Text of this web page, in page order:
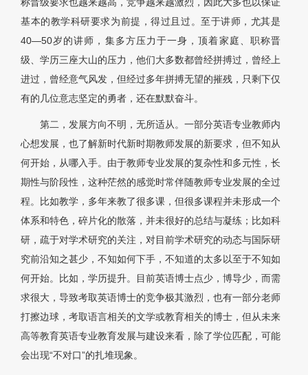
称晋级要求也越来越高，竞争越来越激烈，因此大多也以保证
基本的教学科研要求为前提，得过且过。至于讲师，尤其是
40—50岁的讲师，集多方压力于一身，顶着家庭、职称晋
级、学历三座大山的压力，他们大多数都曾经拼搏过，曾经上
进过，曾经意气风发，但经过多年拼搏无望的摧残，只剩下仅
有的几位意志坚定的勇者，还在默默奋斗。
第二，发展方向不明，无所适从。一部分英语专业教师内
心想发展，也了解新时代新时期教师发展的新要求，但不知从
何开始，从哪入手。由于教师专业发展的复杂性和多元性，长
期性与阶段性，这种茫然的感觉时常伴随教师专业发展的全过
程。比如教学，多年来教了很多课，但很多课程并未形成一个
体系和特色，碎片化的散落，并未很好的总结与凝练；比如科
研，疏于对学术研究的关注，对目前学术研究的动态与国际研
究前沿知之甚少，不知如何下手，不知道的太多以至于不知如
何开始。比如，学历提升。目前英语博士点少，博导少，而需
求很大，导致考取英语博士的竞争极其激烈，也有一部分老师
打擦边球，考取语言相关的文学或教育相关的博士，但从未来
高等教育英语专业教育发展与建设来看，除了学位匹配，可能
会出现“不对口”的扎堆现象。